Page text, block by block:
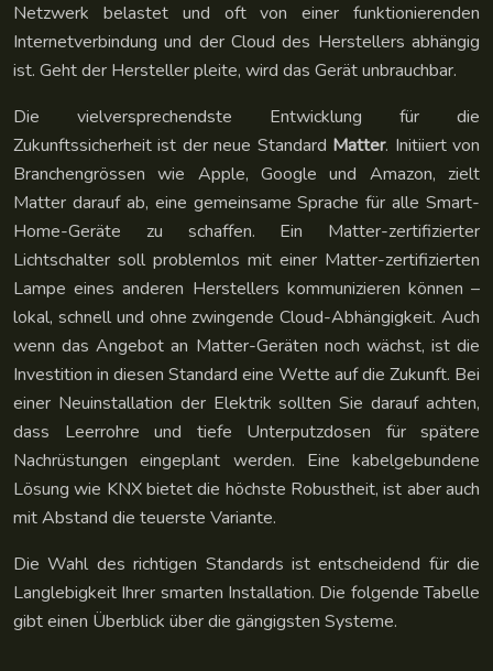
Netzwerk belastet und oft von einer funktionierenden
Internetverbindung und der Cloud des Herstellers abhängig
ist. Geht der Hersteller pleite, wird das Gerät unbrauchbar.
Die vielversprechendste Entwicklung für die
Zukunftssicherheit ist der neue Standard Matter. Initiiert von
Branchengrössen wie Apple, Google und Amazon, zielt
Matter darauf ab, eine gemeinsame Sprache für alle Smart-
Home-Geräte zu schaffen. Ein Matter-zertifizierter
Lichtschalter soll problemlos mit einer Matter-zertifizierten
Lampe eines anderen Herstellers kommunizieren können –
lokal, schnell und ohne zwingende Cloud-Abhängigkeit. Auch
wenn das Angebot an Matter-Geräten noch wächst, ist die
Investition in diesen Standard eine Wette auf die Zukunft. Bei
einer Neuinstallation der Elektrik sollten Sie darauf achten,
dass Leerrohre und tiefe Unterputzdosen für spätere
Nachrüstungen eingeplant werden. Eine kabelgebundene
Lösung wie KNX bietet die höchste Robustheit, ist aber auch
mit Abstand die teuerste Variante.
Die Wahl des richtigen Standards ist entscheidend für die
Langlebigkeit Ihrer smarten Installation. Die folgende Tabelle
gibt einen Überblick über die gängigsten Systeme.